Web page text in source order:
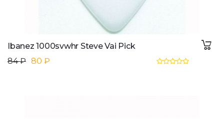
Ibanez 1000svwhr Steve Vai Pick
84 ₽ 80 ₽